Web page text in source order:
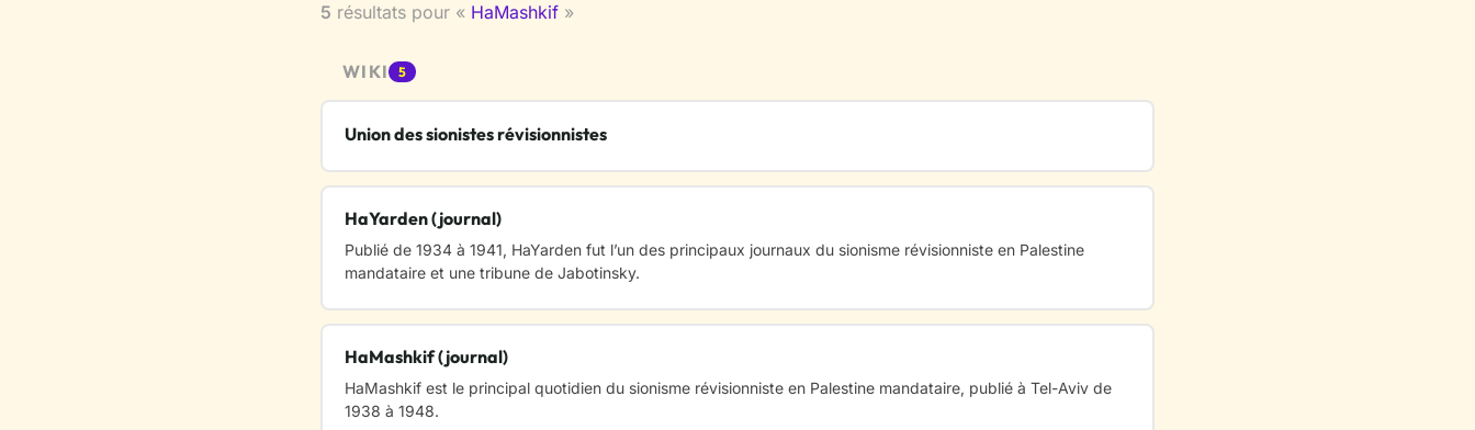
5 résultats pour « HaMashkif »
WIKI 5
Union des sionistes révisionnistes
HaYarden (journal)
Publié de 1934 à 1941, HaYarden fut l’un des principaux journaux du sionisme révisionniste en Palestine
mandataire et une tribune de Jabotinsky.
HaMashkif (journal)
HaMashkif est le principal quotidien du sionisme révisionniste en Palestine mandataire, publié à Tel-Aviv de
1938 à 1948.